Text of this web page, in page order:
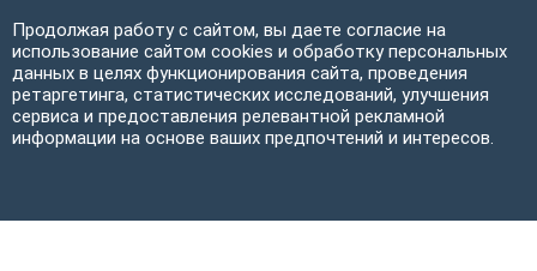
Продолжая работу с сайтом, вы даете согласие на
использование сайтом cookies и обработку персональных
данных в целях функционирования сайта, проведения
ретаргетинга, статистических исследований, улучшения
сервиса и предоставления релевантной рекламной
информации на основе ваших предпочтений и интересов.